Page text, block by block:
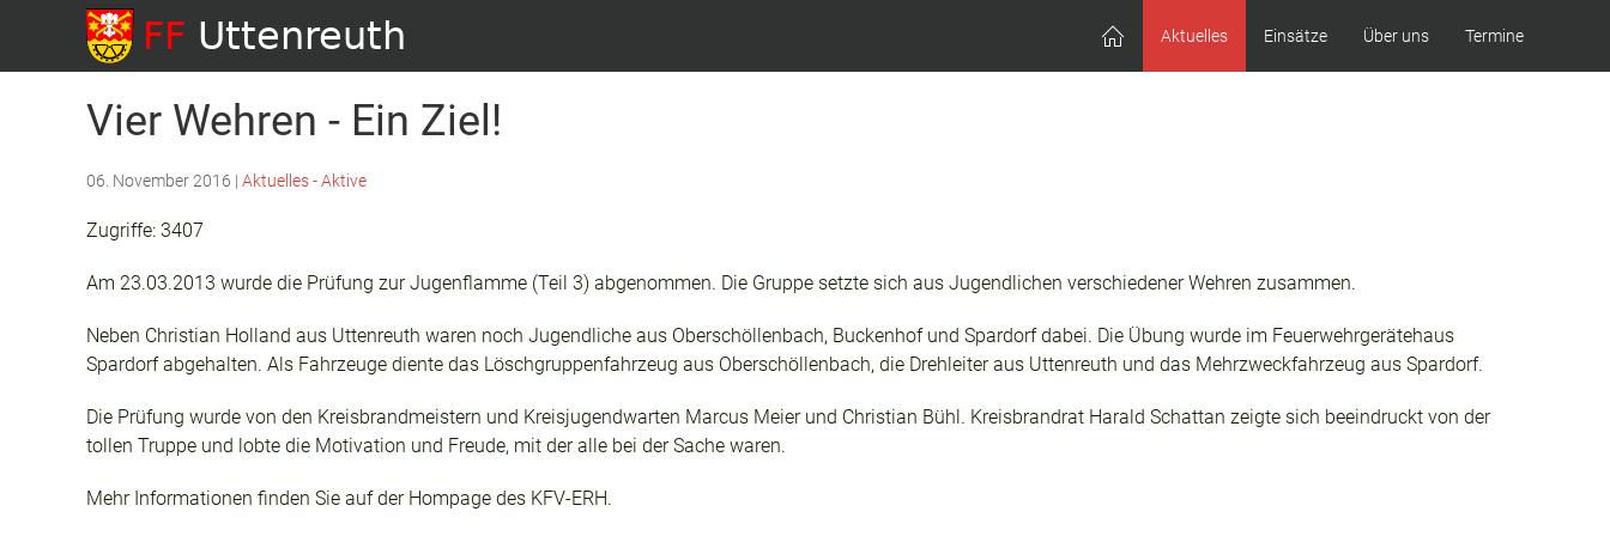
Aktuelles Einsätze Über uns Termine
Vier Wehren - Ein Ziel!
06. November 2016 | Aktuelles - Aktive
Zugriffe: 3407
Am 23.03.2013 wurde die Prüfung zur Jugenflamme (Teil 3) abgenommen. Die Gruppe setzte sich aus Jugendlichen verschiedener Wehren zusammen.
Neben Christian Holland aus Uttenreuth waren noch Jugendliche aus Oberschöllenbach, Buckenhof und Spardorf dabei. Die Übung wurde im Feuerwehrgerätehaus
Spardorf abgehalten. Als Fahrzeuge diente das Löschgruppenfahrzeug aus Oberschöllenbach, die Drehleiter aus Uttenreuth und das Mehrzweckfahrzeug aus Spardorf.
Die Prüfung wurde von den Kreisbrandmeistern und Kreisjugendwarten Marcus Meier und Christian Bühl. Kreisbrandrat Harald Schattan zeigte sich beeindruckt von der
tollen Truppe und lobte die Motivation und Freude, mit der alle bei der Sache waren.
Mehr Informationen finden Sie auf der Hompage des KFV-ERH.